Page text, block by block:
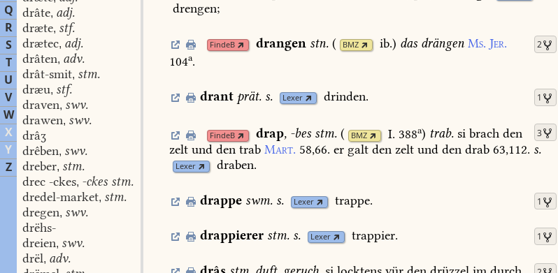
Q
R
S
T
U
V
W
X
Y
Z
drâte, adj.
dræte, stf.
drætec, adj.
drâten, adv.
drât-smit, stm.
dræu, stf.
draven, swv.
drawen, swv.
drâʒ
drêben, swv.
dreber, stm.
drec -ckes, -ckes stm.
dredel-market, stm.
dregen, swv.
drëhs-
dreien, swv.
drël, adv.
drengen;
2
FindeB drangen stn. ( BMZ ib.) das drängen Ms. Jer.
104a.
1
drant prät. s. Lexer drinden.
3
FindeB drap, -bes stm. ( BMZ I. 388a) trab. si brach den
zelt und den trab Mart. 58,66. er galt den zelt und den drab 63,112. s.
Lexer draben.
1
drappe swm. s. Lexer trappe.
1
drappierer stm. s. Lexer trappier.